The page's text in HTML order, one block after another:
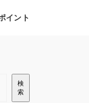
イント
検
索